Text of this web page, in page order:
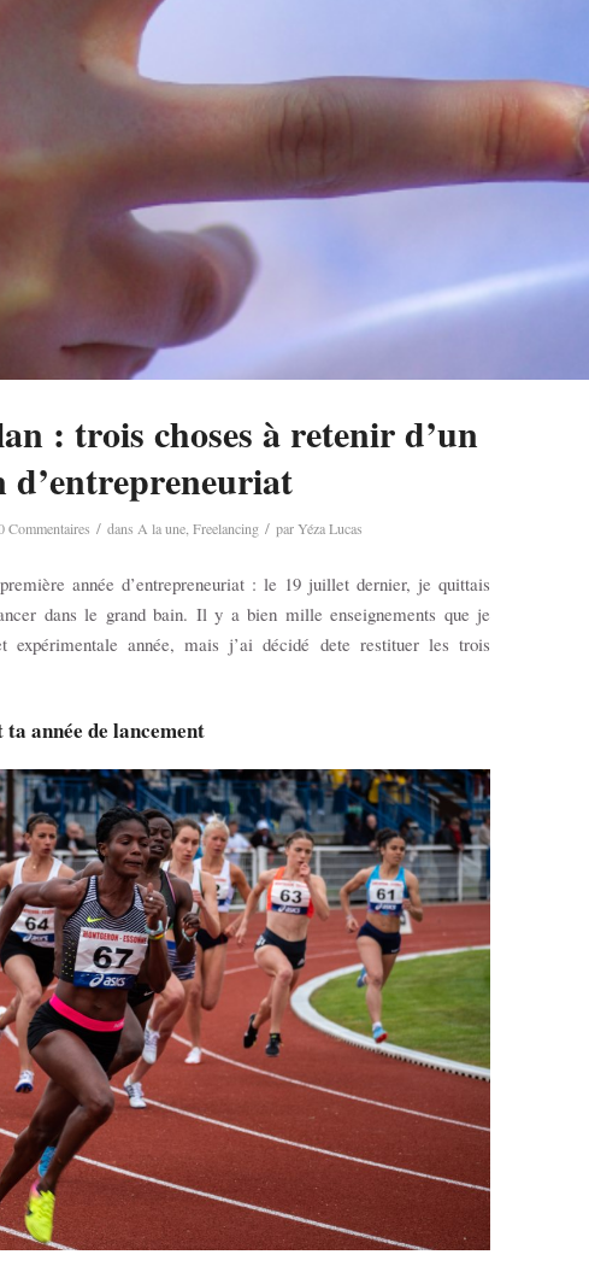
: trois choses à retenir d’un
d’entrepreneuriat
Commentaires / dans A la une, Freelancing / parYéza Lucas
année d’entrepreneuriat : le 19 juillet dernier, je quittais
dans le grand bain. Il y a bien mille enseignements que je
année, mais j’ai décidé dete restituer les trois
année de lancement